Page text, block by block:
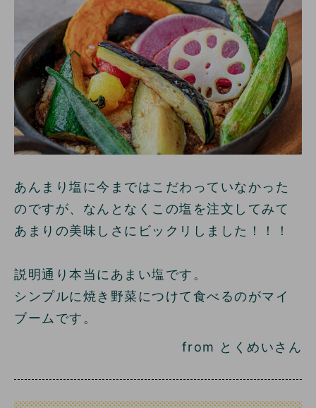
あんまり塩に今まではこだわっていなかった
のですが、なんとなくこの塩を注文してみて
あまりの美味しさにビックリしました！！！
説明通り本当にあまい塩です。
シンプルに焼き野菜につけて食べるのがマイ
ブームです。
from とくめいさん